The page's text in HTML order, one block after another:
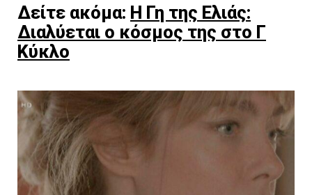
Δείτε ακόμα: Η Γη της Ελιάς:
Διαλύεται ο κόσμος της στο Γ
Κύκλο